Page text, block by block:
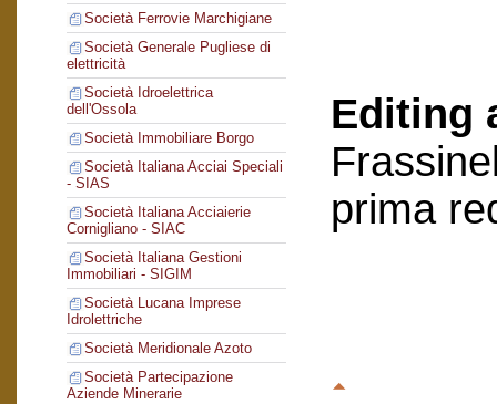
Società Ferrovie Marchigiane
Società Generale Pugliese di
elettricità
Società Idroelettrica
dell'Ossola
Società Immobiliare Borgo
Società Italiana Acciai Speciali
- SIAS
Società Italiana Acciaierie
Cornigliano - SIAC
Società Italiana Gestioni
Immobiliari - SIGIM
Società Lucana Imprese
Idrolettriche
Società Meridionale Azoto
Società Partecipazione
Aziende Minerarie
Editing
prima